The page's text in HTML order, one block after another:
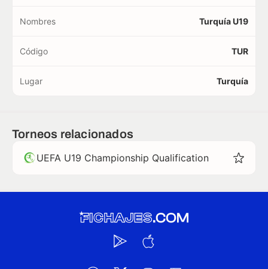
Nombres Turquía U19
Código TUR
Lugar Turquía
Torneos relacionados
UEFA U19 Championship Qualification